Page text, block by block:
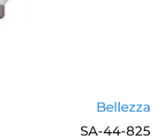
Bellezza
SA-44-825